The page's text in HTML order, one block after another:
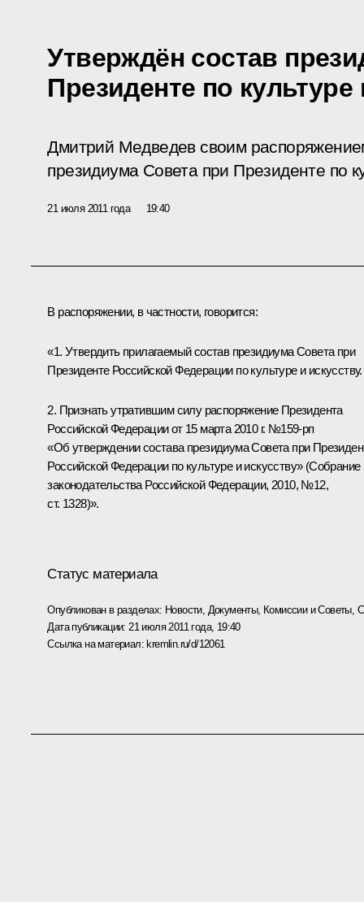
Утверждён состав
Президенте по культуре
Дмитрий Медведев своим
президиума Совета при Президенте по
21 июля 2011 года 19:40
В распоряжении, в частности, говорится:
«1. Утвердить прилагаемый состав президиума Совета при
Президенте Российской Федерации по культуре и искусству.
2. Признать утратившим силу распоряжение Президента
Российской Федерации от 15 марта 2010 г. №159-рп
«Об утверждении состава президиума Совета при
Российской Федерации по культуре и искусству» (Собрание
законодательства Российской Федерации, 2010, №12,
ст. 1328)».
Статус материала
Опубликован в разделах: Новости, Документы, Комиссии и Советы,
Дата публикации: 21 июля 2011 года, 19:40
Ссылка на материал: kremlin.ru/d/12061